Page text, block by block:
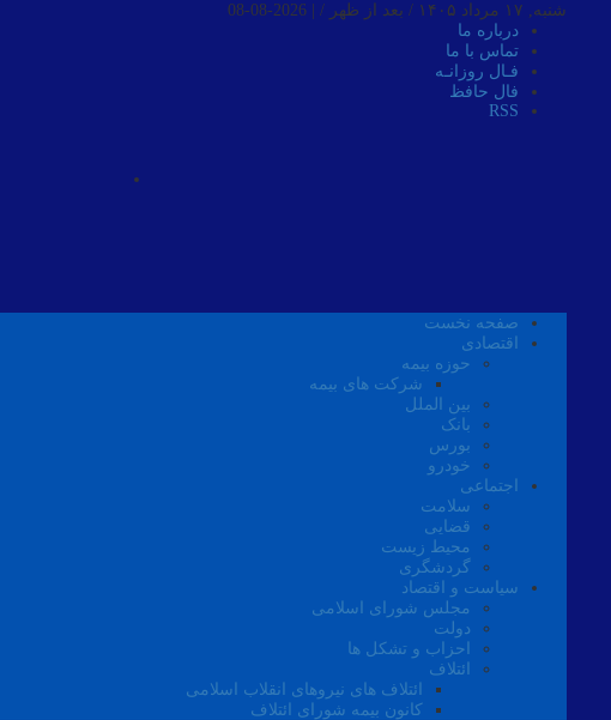
شنبه, ۱۷ مرداد ۱۴۰۵ / بعد از ظهر /
2026-08-08
درباره ما
تماس با ما
فـال روزانـه
فال حافظ
RSS
صفحه نخست
اقتصادی
حوزه بیمه
شرکت های بیمه
بین الملل
بانک
بورس
خودرو
اجتماعی
سلامت
قضایی
محیط زیست
گردشگری
سیاست و اقتصاد
مجلس شورای اسلامی
دولت
احزاب و تشکل ها
ائتلاف
ائتلاف های نیروهای انقلاب اسلامی
کانون بیمه شورای ائتلاف